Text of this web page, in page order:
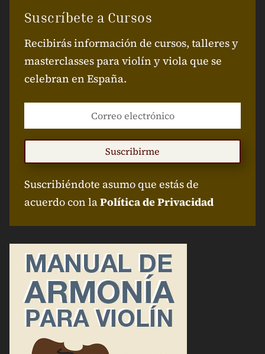
Suscríbete a Cursos
Recibirás información de cursos, talleres y
masterclasses para violín y viola que se
celebran en España.
Suscribirme
Suscribiéndote asumo que estás de
acuerdo con laPolítica de Privacidad